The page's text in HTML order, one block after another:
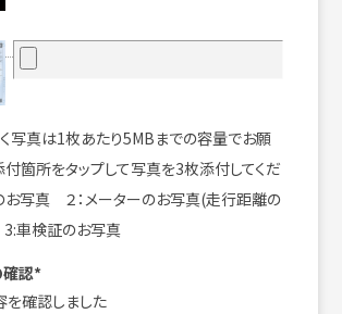
写真は1枚あたり5MBまでの容量でお願
付箇所をタップして写真を3枚添付してくだ
お写真 ２：メーターのお写真(走行距離の
車検証のお写真
確認*
を確認しました